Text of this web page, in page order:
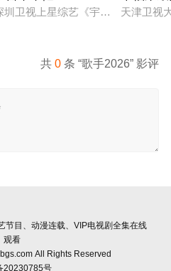
竞技节目。节目集结全球实力唱
圳卫视上星综艺《宇宙帮帮忙》是
天津卫视
共0 条 “歌手2026” 影评
节目、动漫连载、VIP电视剧全集在线
观看
All Rights Reserved
20230785号